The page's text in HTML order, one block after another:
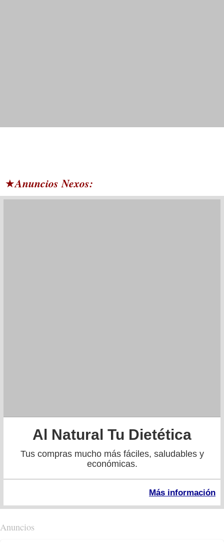
★Anuncios Nexos:
Al Natural Tu Dietética
Tus compras mucho más fáciles, saludables y
económicas.
Más información
Anuncios